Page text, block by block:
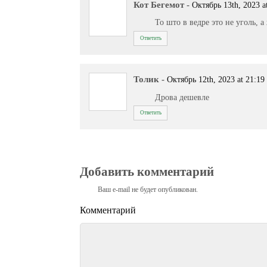
Кот Бегемот - Октябрь 13th, 2023
То што в ведре это не уголь,
Ответить
Толик - Октябрь 12th, 2023 at 21:19
Дрова дешевле
Ответить
Добавить комментарий
Ваш e-mail не будет опубликован.
Комментарий